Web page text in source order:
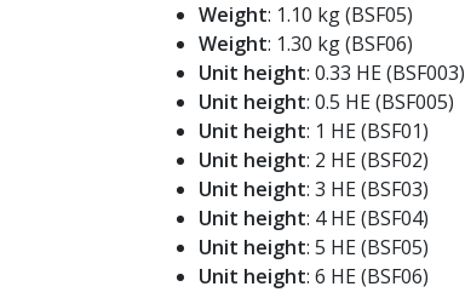
Weight: 1.10 kg (BSF05)
Weight: 1.30 kg (BSF06)
Unit height: 0.33 HE (BSF003)
Unit height: 0.5 HE (BSF005)
Unit height: 1 HE (BSF01)
Unit height: 2 HE (BSF02)
Unit height: 3 HE (BSF03)
Unit height: 4 HE (BSF04)
Unit height: 5 HE (BSF05)
Unit height: 6 HE (BSF06)